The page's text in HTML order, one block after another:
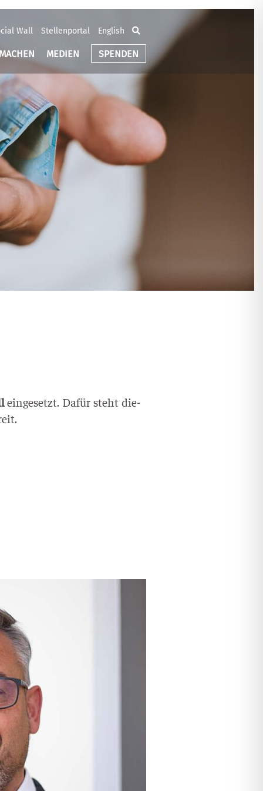
Wall Stellenportal English
MEDIEN SPENDEN
ein­ge­setzt. Dafür steht die­